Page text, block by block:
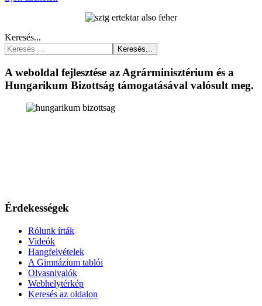
Keresés...
Keresés...
A weboldal fejlesztése az Agrárminisztérium és a
Hungarikum Bizottság támogatásával valósult meg.
Érdekességek
Rólunk írták
Videók
Hangfelvételek
A Gimnázium tablói
Olvasnivalók
Webhelytérkép
Keresés az oldalon